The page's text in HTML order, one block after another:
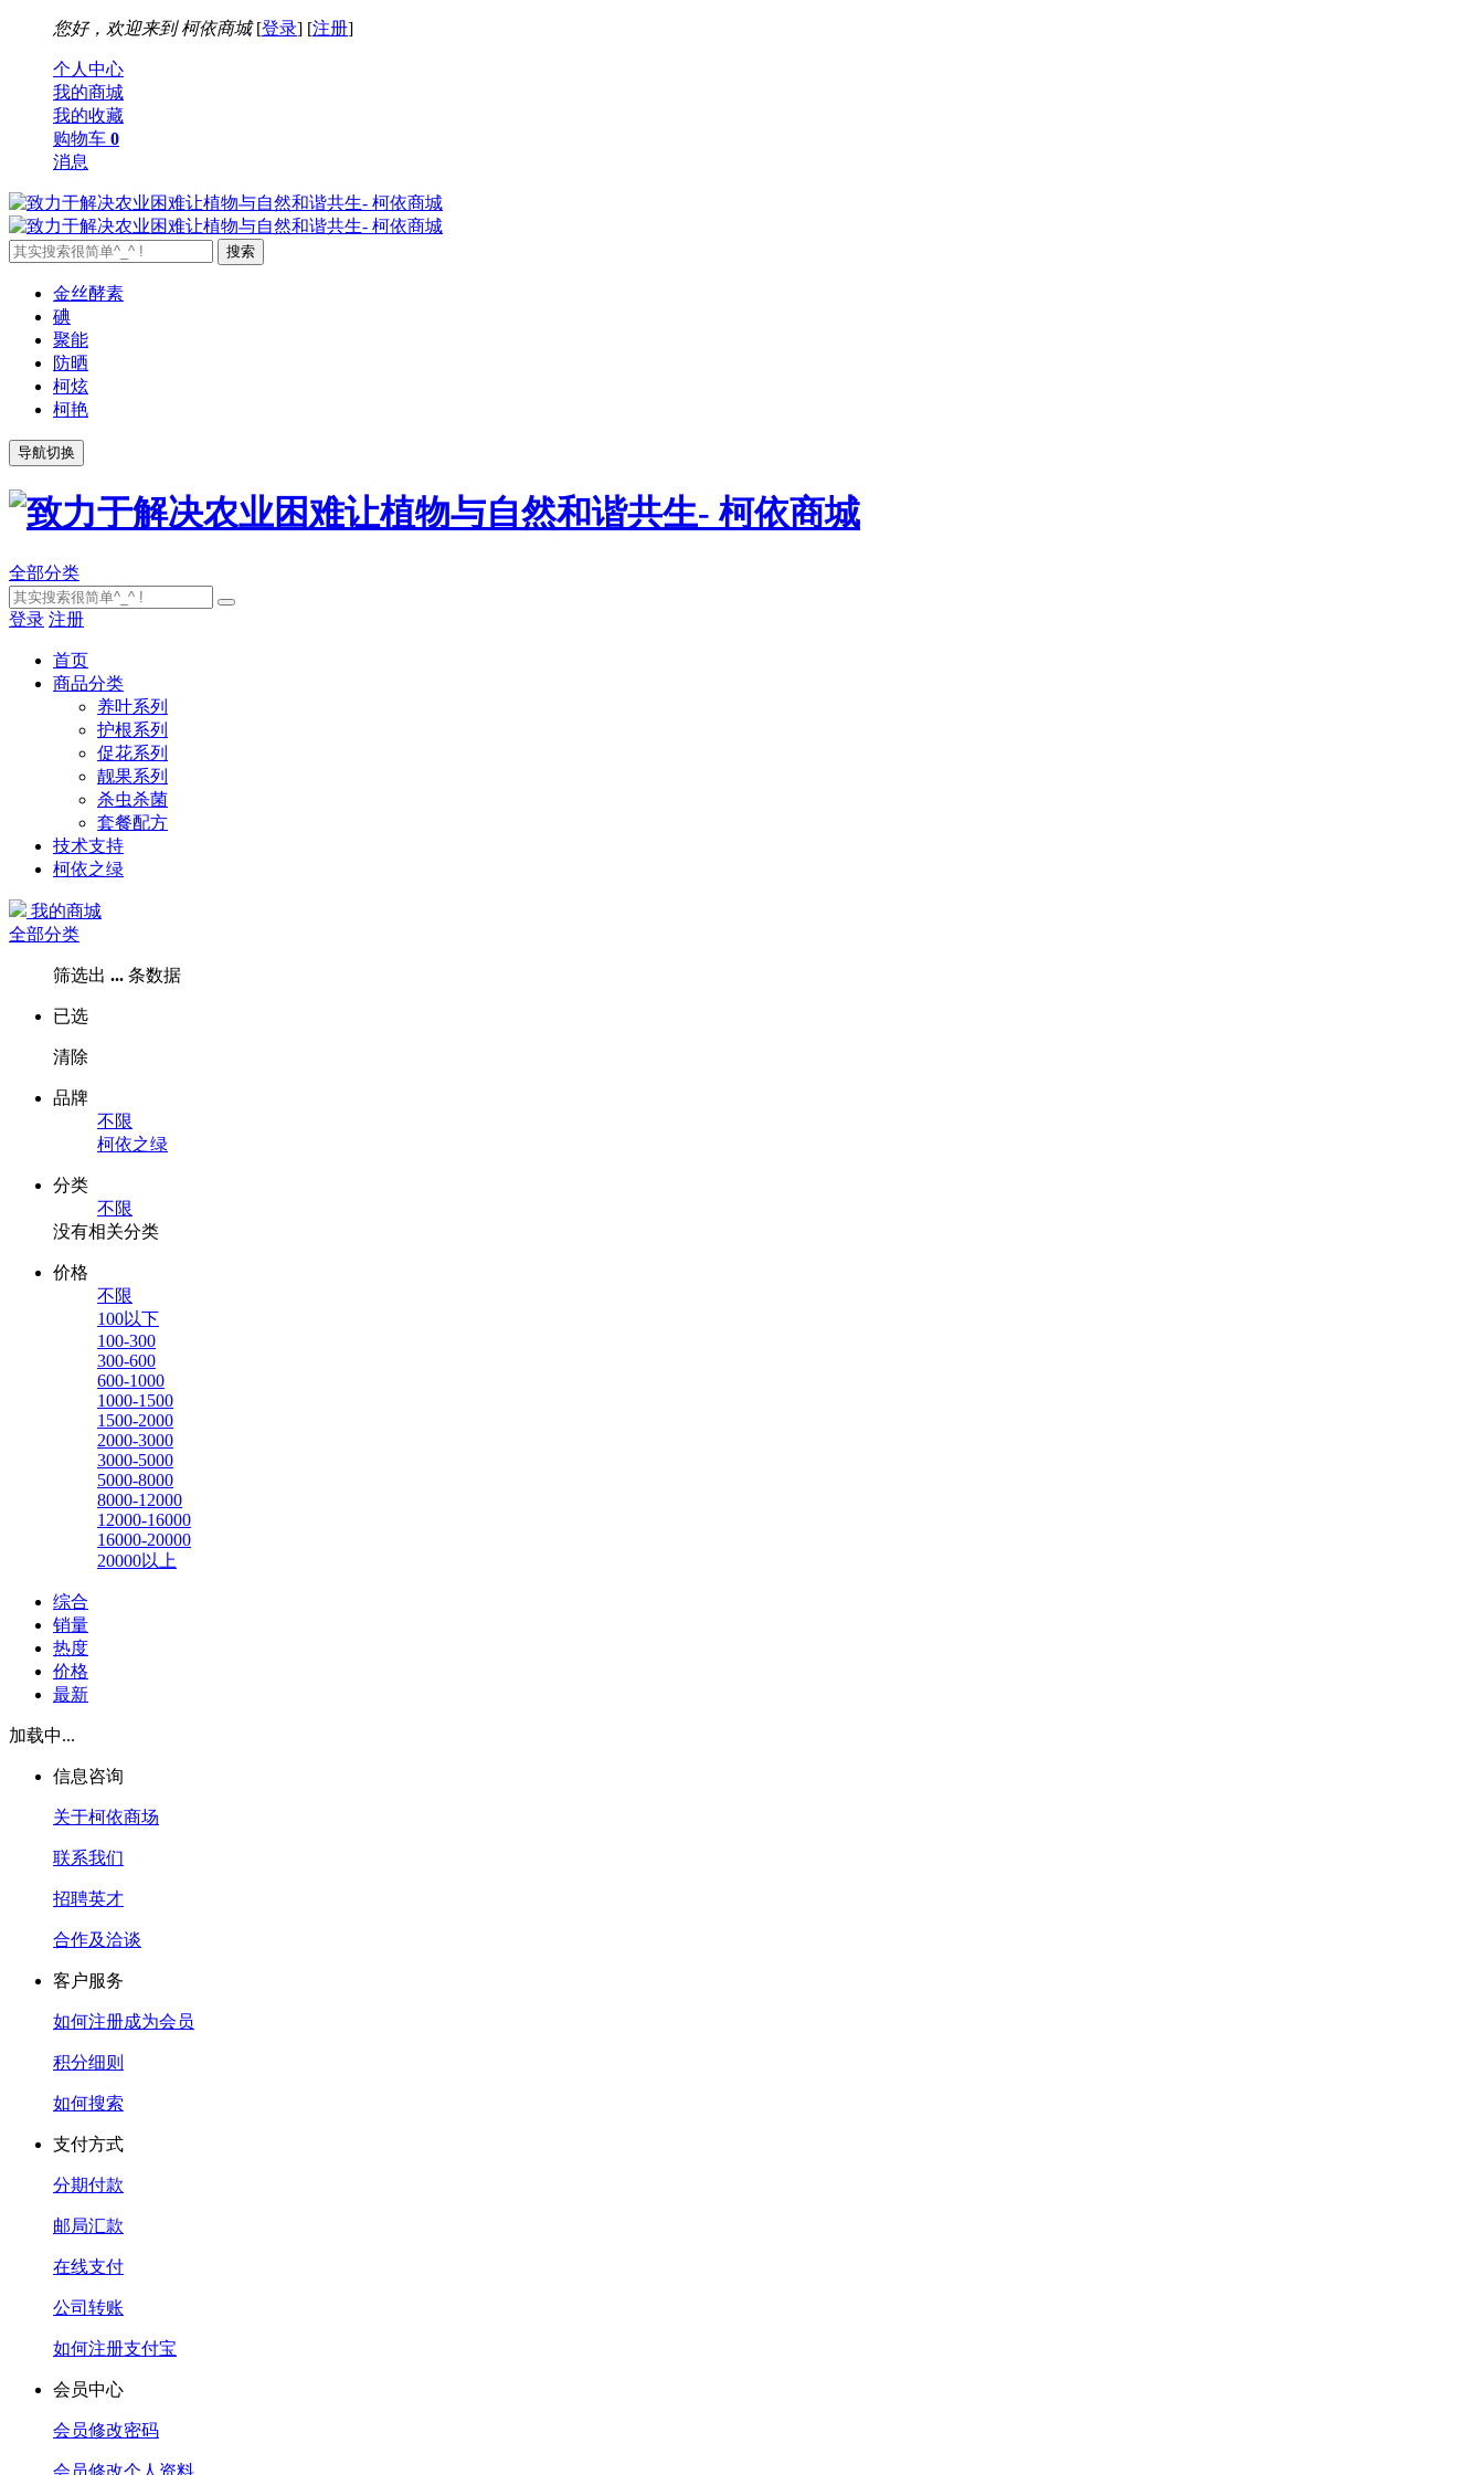
您好，欢迎来到 柯依商城[登录] [注册]
个人中心
我的商城
我的收藏
购物车 0
消息
金丝酵素
碘
聚能
防晒
柯炫
柯艳
导航切换
全部分类
登录 注册
首页
商品分类
养叶系列
护根系列
促花系列
靓果系列
杀虫杀菌
套餐配方
技术支持
柯依之绿
我的商城
全部分类
筛选出 ... 条数据
已选
清除
品牌
不限
柯依之绿
分类
不限
没有相关分类
价格
不限
100以下
100-300
300-600
600-1000
1000-1500
1500-2000
2000-3000
3000-5000
5000-8000
8000-12000
12000-16000
16000-20000
20000以上
综合
销量
热度
价格
最新
加载中...
信息咨询
关于柯依商场
联系我们
招聘英才
合作及洽谈
客户服务
如何注册成为会员
积分细则
如何搜索
支付方式
分期付款
邮局汇款
在线支付
公司转账
如何注册支付宝
会员中心
会员修改密码
会员修改个人资料